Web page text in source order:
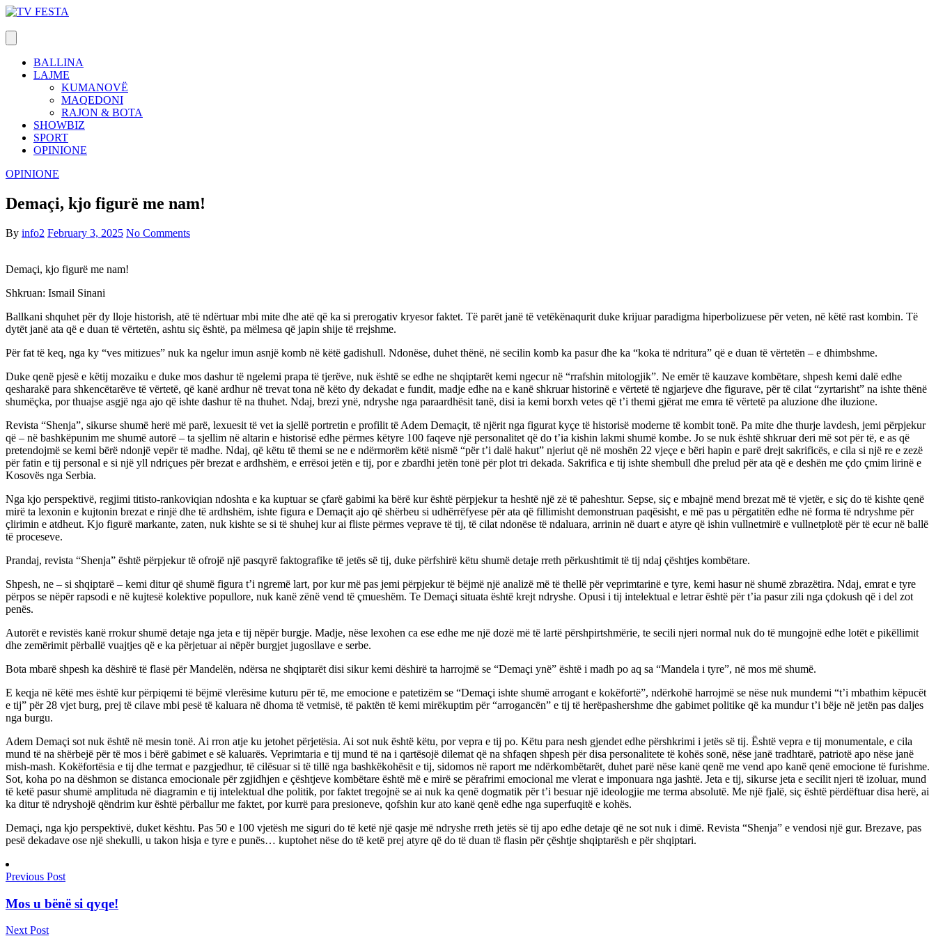
Skip
content
BALLINA
LAJME
KUMANOVË
MAQEDONI
RAJON & BOTA
SHOWBIZ
SPORT
OPINIONE
OPINIONE
Demaçi, kjo figurë me nam!
By info2 February 3, 2025 No Comments
Demaçi, kjo figurë me nam!
Shkruan: Ismail Sinani
Ballkani shquhet për dy lloje historish, atë të ndërtuar mbi mite dhe atë që ka si prerogativ kryesor faktet. Të parët janë të vetëkënaqurit duke krijuar paradigma hiperbolizuese për veten, në këtë rast kombin. Të
dytët janë ata që e duan të vërtetën, ashtu siç është, pa mëlmesa që japin shije të rrejshme.
Për fat të keq, nga ky “ves mitizues” nuk ka ngelur imun asnjë komb në këtë gadishull. Ndonëse, duhet thënë, në secilin komb ka pasur dhe ka “koka të ndritura” që e duan të vërtetën – e dhimbshme.
Duke qenë pjesë e këtij mozaiku e duke mos dashur të ngelemi prapa të tjerëve, nuk është se edhe ne shqiptarët kemi ngecur në “rrafshin mitologjik”. Ne emër të kauzave kombëtare, shpesh kemi dalë edhe
qesharakë para shkencëtarëve të vërtetë, që kanë ardhur në trevat tona në këto dy dekadat e fundit, madje edhe na e kanë shkruar historinë e vërtetë të ngjarjeve dhe figurave, për të cilat “zyrtarisht” na ishte thënë
shumëçka, por thuajse asgjë nga ajo që ishte dashur të na thuhet. Ndaj, brezi ynë, ndryshe nga paraardhësit tanë, disi ia kemi borxh vetes që t’i themi gjërat me emra të vërtetë pa aluzione dhe iluzione.
Revista “Shenja”, sikurse shumë herë më parë, lexuesit të vet ia sjellë portretin e profilit të Adem Demaçit, të njërit nga figurat kyçe të historisë moderne të kombit tonë. Pa mite dhe thurje lavdesh, jemi përpjekur
që – në bashkëpunim me shumë autorë – ta sjellim në altarin e historisë edhe përmes këtyre 100 faqeve një personalitet që do t’ia kishin lakmi shumë kombe. Jo se nuk është shkruar deri më sot për të, e as që
pretendojmë se kemi bërë ndonjë vepër të madhe. Ndaj, që këtu të themi se ne e ndërmorëm këtë nismë “për t’i dalë hakut” njeriut që në moshën 22 vjeçe e bëri hapin e parë drejt sakrificës, e cila si një re e zezë
për fatin e tij personal e si një yll ndriçues për brezat e ardhshëm, e errësoi jetën e tij, por e zbardhi jetën tonë për plot tri dekada. Sakrifica e tij ishte shembull dhe prelud për ata që e deshën me çdo çmim lirinë e
Kosovës nga Serbia.
Nga kjo perspektivë, regjimi titisto-rankoviqian ndoshta e ka kuptuar se çfarë gabimi ka bërë kur është përpjekur ta heshtë një zë të paheshtur. Sepse, siç e mbajnë mend brezat më të vjetër, e siç do të kishte qenë
mirë ta lexonin e kujtonin brezat e rinjë dhe të ardhshëm, ishte figura e Demaçit ajo që shërbeu si udhërrëfyese për ata që fillimisht demonstruan paqësisht, e më pas u përgatitën edhe në forma të ndryshme për
çlirimin e atdheut. Kjo figurë markante, zaten, nuk kishte se si të shuhej kur ai fliste përmes veprave të tij, të cilat ndonëse të ndaluara, arrinin në duart e atyre që ishin vullnetmirë e vullnetplotë për të ecur në ballë
të proceseve.
Prandaj, revista “Shenja” është përpjekur të ofrojë një pasqyrë faktografike të jetës së tij, duke përfshirë këtu shumë detaje rreth përkushtimit të tij ndaj çështjes kombëtare.
Shpesh, ne – si shqiptarë – kemi ditur që shumë figura t’i ngremë lart, por kur më pas jemi përpjekur të bëjmë një analizë më të thellë për veprimtarinë e tyre, kemi hasur në shumë zbrazëtira. Ndaj, emrat e tyre
përpos se nëpër rapsodi e në kujtesë kolektive popullore, nuk kanë zënë vend të çmueshëm. Te Demaçi situata është krejt ndryshe. Opusi i tij intelektual e letrar është për t’ia pasur zili nga çdokush që i del zot
penës.
Autorët e revistës kanë rrokur shumë detaje nga jeta e tij nëpër burgje. Madje, nëse lexohen ca ese edhe me një dozë më të lartë përshpirtshmërie, te secili njeri normal nuk do të mungojnë edhe lotët e pikëllimit
dhe zemërimit përballë vuajtjes që e ka përjetuar ai nëpër burgjet jugosllave e serbe.
Bota mbarë shpesh ka dëshirë të flasë për Mandelën, ndërsa ne shqiptarët disi sikur kemi dëshirë ta harrojmë se “Demaçi ynë” është i madh po aq sa “Mandela i tyre”, në mos më shumë.
E keqja në këtë mes është kur përpiqemi të bëjmë vlerësime kuturu për të, me emocione e patetizëm se “Demaçi ishte shumë arrogant e kokëfortë”, ndërkohë harrojmë se nëse nuk mundemi “t’i mbathim këpucët
e tij” për 28 vjet burg, prej të cilave mbi pesë të kaluara në dhoma të vetmisë, të paktën të kemi mirëkuptim për “arrogancën” e tij të herëpashershme dhe gabimet politike që ka mundur t’i bëje në jetën pas daljes
nga burgu.
Adem Demaçi sot nuk është në mesin tonë. Ai rron atje ku jetohet përjetësia. Ai sot nuk është këtu, por vepra e tij po. Këtu para nesh gjendet edhe përshkrimi i jetës së tij. Është vepra e tij monumentale, e cila
mund të na shërbejë për të mos i bërë gabimet e së kaluarës. Veprimtaria e tij mund të na i qartësojë dilemat që na shfaqen shpesh për disa personalitete të kohës sonë, nëse janë tradhtarë, patriotë apo nëse janë
mish-mash. Kokëfortësia e tij dhe termat e pazgjedhur, të cilësuar si të tillë nga bashkëkohësit e tij, sidomos në raport me ndërkombëtarët, duhet parë nëse kanë qenë me vend apo kanë qenë emocione të furishme.
Sot, koha po na dëshmon se distanca emocionale për zgjidhjen e çështjeve kombëtare është më e mirë se përafrimi emocional me vlerat e imponuara nga jashtë. Jeta e tij, sikurse jeta e secilit njeri të izoluar, mund
të ketë pasur shumë amplituda në diagramin e tij intelektual dhe politik, por faktet tregojnë se ai nuk ka qenë dogmatik për t’i besuar një ideologjie me terma absolutë. Me një fjalë, siç është përdëftuar disa herë, ai
ka ditur të ndryshojë qëndrim kur është përballur me faktet, por kurrë para presioneve, qofshin kur ato kanë qenë edhe nga superfuqitë e kohës.
Demaçi, nga kjo perspektivë, duket kështu. Pas 50 e 100 vjetësh me siguri do të ketë një qasje më ndryshe rreth jetës së tij apo edhe detaje që ne sot nuk i dimë. Revista “Shenja” e vendosi një gur. Brezave, pas
pesë dekadave ose një shekulli, u takon hisja e tyre e punës… kuptohet nëse do të ketë prej atyre që do të duan të flasin për çështje shqiptarësh e për shqiptari.
Previous Post
Mos u bënë si qyqe!
Next Post